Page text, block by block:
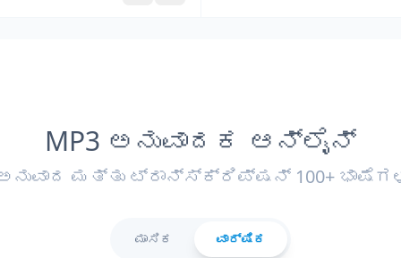
MP3 ಅನುವಾದಕ ಆನ್‌ಲೈನ್
ಅನುವಾದ ಮತ್ತು ಟ್ರಾನ್ಸ್ಕ್ರಿಪ್ಷನ್ 100+
ಮಾಸಿಕ ವಾರ್ಷಿಕ